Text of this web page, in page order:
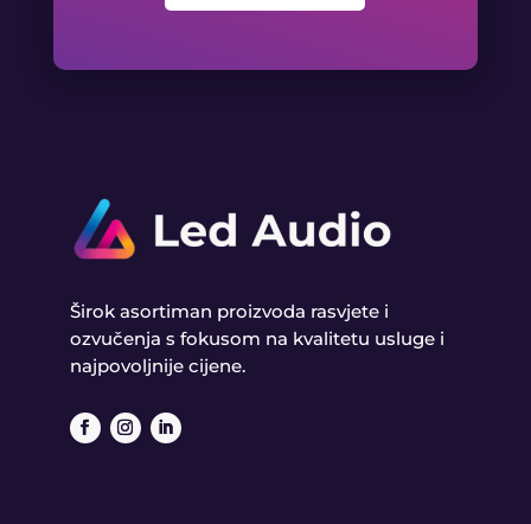
Širok asortiman proizvoda rasvjete i
ozvučenja s fokusom na kvalitetu usluge i
najpovoljnije cijene.